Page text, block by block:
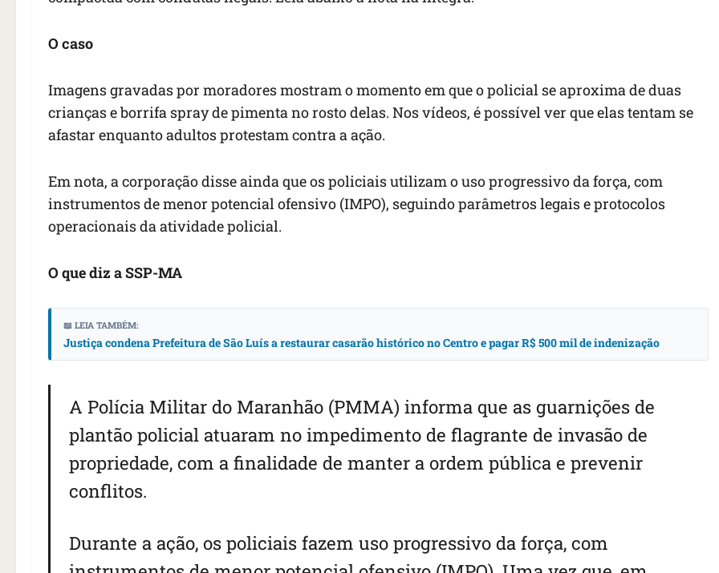
O caso
Imagens gravadas por moradores mostram o momento em que o policial se aproxima de duas
crianças e borrifa spray de pimenta no rosto delas. Nos vídeos, é possível ver que elas tentam se
afastar enquanto adultos protestam contra a ação.
Em nota, a corporação disse ainda que os policiais utilizam o uso progressivo da força, com
instrumentos de menor potencial ofensivo (IMPO), seguindo parâmetros legais e protocolos
operacionais da atividade policial.
O que diz a SSP-MA
📖 LEIA TAMBÉM:
Justiça condena Prefeitura de São Luís a restaurar casarão histórico no Centro e pagar R$ 500 mil de indenização
A Polícia Militar do Maranhão (PMMA) informa que as guarnições de
plantão policial atuaram no impedimento de flagrante de invasão de
propriedade, com a finalidade de manter a ordem pública e prevenir
conflitos.
Durante a ação, os policiais fazem uso progressivo da força, com